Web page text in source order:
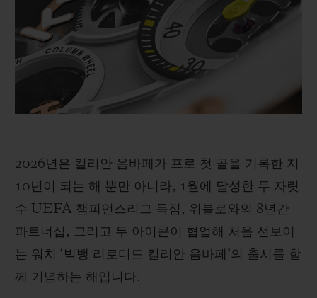
2026년은 킬리안 음바페가 프로 첫 골을 기록한 지
10년이 되는 해 뿐만 아니라, 1월에 달성한 두 자릿
수 UEFA 챔피언스리그 득점, 위블로와의 8년간
파트너십, 그리고 두 아이콘이 협업해 처음 선보이
는 워치 ‘빅뱅 리로디드 킬리안 음바페’의 출시를 함
께 기념하는 해입니다.